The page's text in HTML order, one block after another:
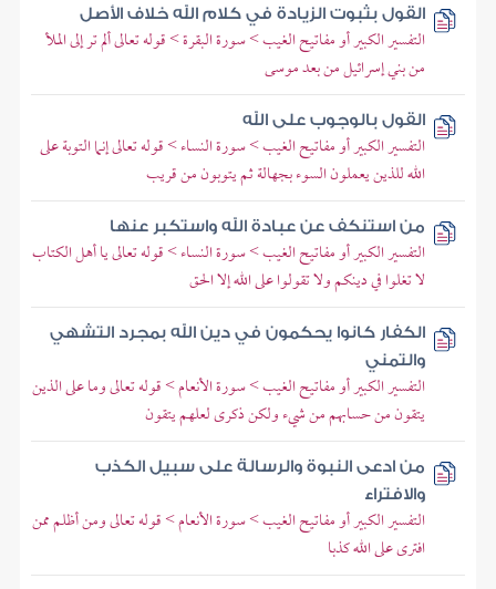
القول بثبوت الزيادة في كلام الله خلاف الأصل
التفسير الكبير أو مفاتيح الغيب > سورة البقرة > قوله تعالى ألم تر إلى الملأ
من بني إسرائيل من بعد موسى
القول بالوجوب على الله
التفسير الكبير أو مفاتيح الغيب > سورة النساء > قوله تعالى إنما التوبة على
الله للذين يعملون السوء بجهالة ثم يتوبون من قريب
من استنكف عن عبادة الله واستكبر عنها
التفسير الكبير أو مفاتيح الغيب > سورة النساء > قوله تعالى يا أهل الكتاب
لا تغلوا في دينكم ولا تقولوا على الله إلا الحق
الكفار كانوا يحكمون في دين الله بمجرد التشهي
والتمني
التفسير الكبير أو مفاتيح الغيب > سورة الأنعام > قوله تعالى وما على الذين
يتقون من حسابهم من شيء ولكن ذكرى لعلهم يتقون
من ادعى النبوة والرسالة على سبيل الكذب
والافتراء
التفسير الكبير أو مفاتيح الغيب > سورة الأنعام > قوله تعالى ومن أظلم ممن
افترى على الله كذبا